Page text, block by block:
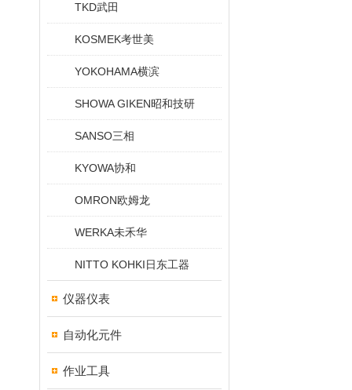
TKD武田
KOSMEK考世美
YOKOHAMA横滨
SHOWA GIKEN昭和技研
SANSO三相
KYOWA协和
OMRON欧姆龙
WERKA未禾华
NITTO KOHKI日东工器
仪器仪表
自动化元件
作业工具